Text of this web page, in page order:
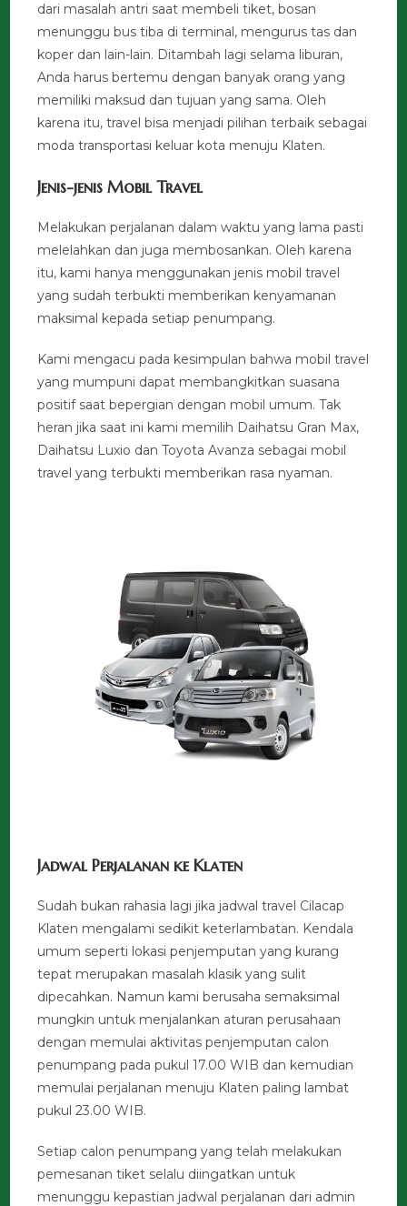
dari masalah antri saat membeli tiket, bosan
menunggu bus tiba di terminal, mengurus tas dan
koper dan lain-lain. Ditambah lagi selama liburan,
Anda harus bertemu dengan banyak orang yang
memiliki maksud dan tujuan yang sama. Oleh
karena itu, travel bisa menjadi pilihan terbaik sebagai
moda transportasi keluar kota menuju Klaten.
Jenis-jenis Mobil Travel
Melakukan perjalanan dalam waktu yang lama pasti
melelahkan dan juga membosankan. Oleh karena
itu, kami hanya menggunakan jenis mobil travel
yang sudah terbukti memberikan kenyamanan
maksimal kepada setiap penumpang.
Kami mengacu pada kesimpulan bahwa mobil travel
yang mumpuni dapat membangkitkan suasana
positif saat bepergian dengan mobil umum. Tak
heran jika saat ini kami memilih Daihatsu Gran Max,
Daihatsu Luxio dan Toyota Avanza sebagai mobil
travel yang terbukti memberikan rasa nyaman.
Jadwal Perjalanan ke Klaten
Sudah bukan rahasia lagi jika jadwal travel Cilacap
Klaten mengalami sedikit keterlambatan. Kendala
umum seperti lokasi penjemputan yang kurang
tepat merupakan masalah klasik yang sulit
dipecahkan. Namun kami berusaha semaksimal
mungkin untuk menjalankan aturan perusahaan
dengan memulai aktivitas penjemputan calon
penumpang pada pukul 17.00 WIB dan kemudian
memulai perjalanan menuju Klaten paling lambat
pukul 23.00 WIB.
Setiap calon penumpang yang telah melakukan
pemesanan tiket selalu diingatkan untuk
menunggu kepastian jadwal perjalanan dari admin